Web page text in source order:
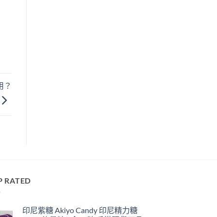
？
RATED
印尼紫糖 Akiyo Candy 印尼精力糖